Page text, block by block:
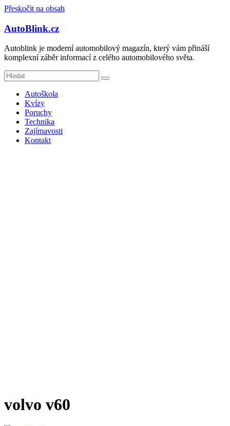
Přeskočit na obsah
AutoBlink.cz
Autoblink je moderní automobilový magazín, který vám přináší
komplexní záběr informací z celého automobilového světa.
Autoškola
Kvízy
Poruchy
Technika
Zajímavosti
Kontakt
volvo v60